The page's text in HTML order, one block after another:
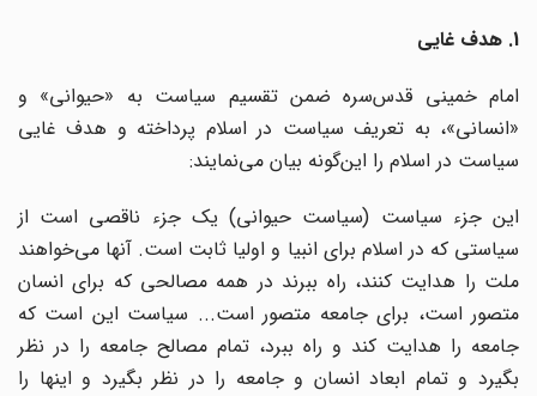
امام خمینی قدس‌سره ضمن تقسیم سیاست به «حیوانی» و
«انسانی»، به تعریف سیاست در اسلام پرداخته و هدف غایی
سیاست در اسلام را این‌گونه بیان می‌نمایند:
این جزء سیاست (سیاست حیوانی) یک جزء ناقصی است از
سیاستی که در اسلام برای انبیا و اولیا ثابت است. آنها می‌خواهند
ملت را هدایت کنند، راه ببرند در همه مصالحی که برای انسان
متصور است، برای جامعه متصور است... سیاست این است که
جامعه را هدایت کند و راه ببرد، تمام مصالح جامعه را در نظر
بگیرد و تمام ابعاد انسان و جامعه را در نظر بگیرد و اینها را